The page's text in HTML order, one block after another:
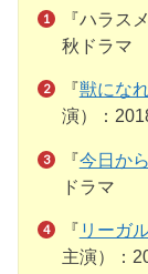
『ハラス
秋ドラマ
『獣にな
演）：
『今日か
ドラマ
『 リーガ
主演）：